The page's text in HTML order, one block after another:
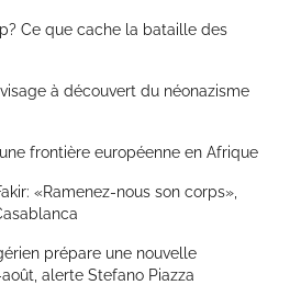
Ce que cache la bataille des
à découvert du néonazisme
frontière européenne en Afrique
«Ramenez-nous son corps»,
prépare une nouvelle
alerte Stefano Piazza